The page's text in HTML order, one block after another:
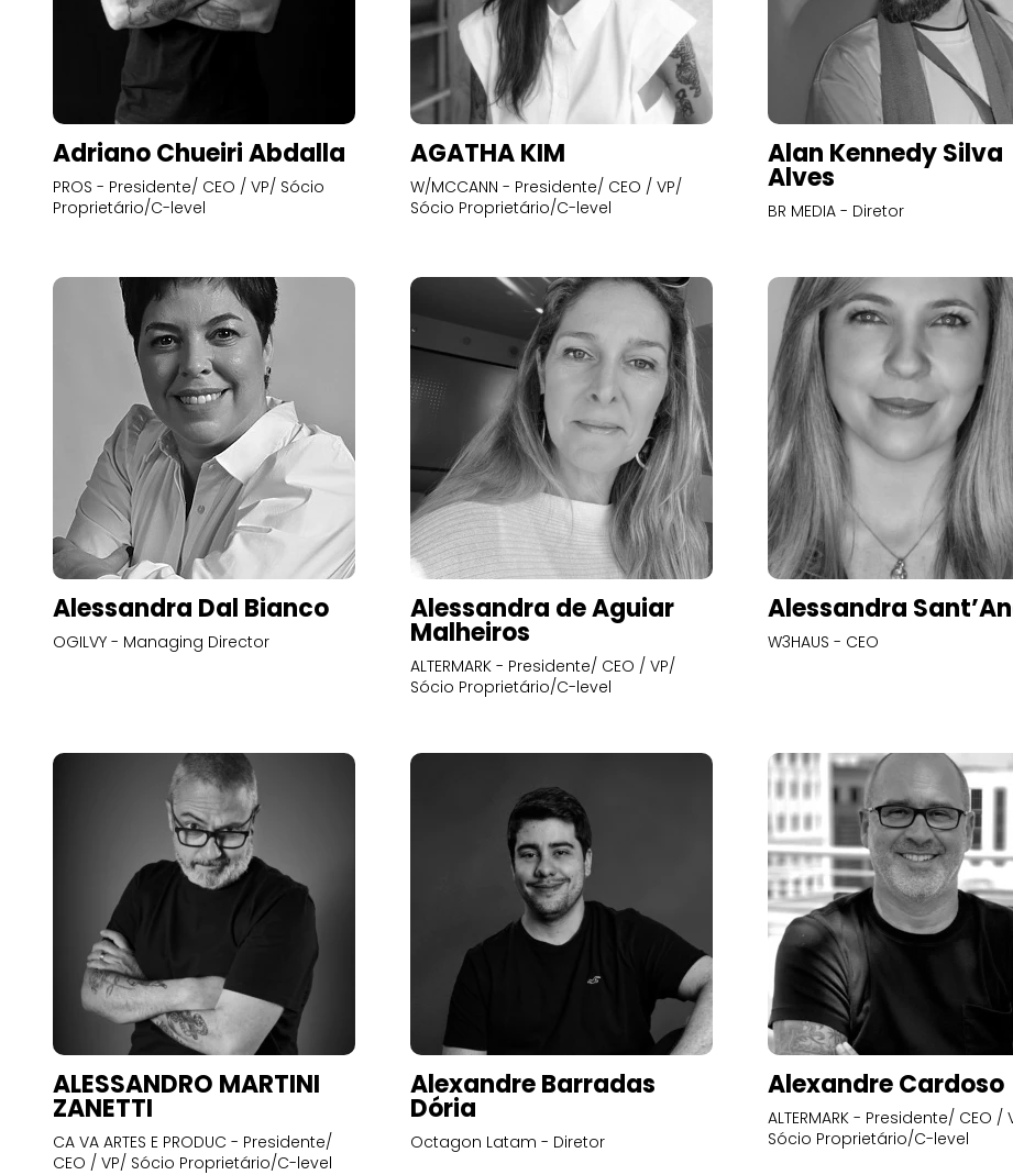
Adriano Chueiri Abdalla
PROS - Presidente/ CEO / VP/ Sócio
Proprietário/C-level
AGATHA KIM
W/MCCANN - Presidente/ CEO / VP/
Sócio Proprietário/C-level
Alan Kennedy Silva
Alves
BR MEDIA - Diretor
Alessandra Dal Bianco
OGILVY - Managing Director
Alessandra de Aguiar
Malheiros
ALTERMARK - Presidente/ CEO / VP/
Sócio Proprietário/C-level
Alessandra
W3HAUS - CEO
ALESSANDRO MARTINI
ZANETTI
CA VA ARTES E PRODUC - Presidente/
CEO / VP/ Sócio Proprietário/C-level
Alexandre Barradas
Dória
Octagon Latam - Diretor
Alexandre Cardoso
ALTERMARK - Presidente/ CEO /
Sócio Proprietário/C-level